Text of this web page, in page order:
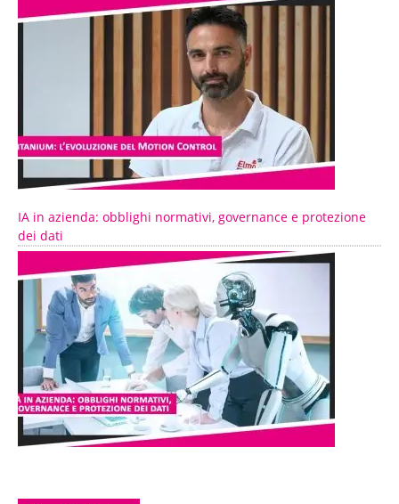
IA in azienda: obblighi normativi, governance e protezione
dei dati